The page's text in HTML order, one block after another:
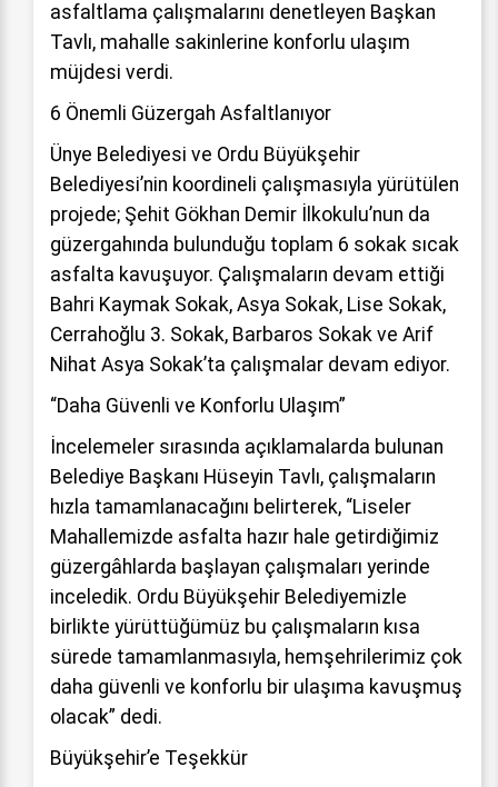
asfaltlama çalışmalarını denetleyen Başkan
Tavlı, mahalle sakinlerine konforlu ulaşım
müjdesi verdi.
6 Önemli Güzergah Asfaltlanıyor
Ünye Belediyesi ve Ordu Büyükşehir
Belediyesi’nin koordineli çalışmasıyla yürütülen
projede; Şehit Gökhan Demir İlkokulu’nun da
güzergahında bulunduğu toplam 6 sokak sıcak
asfalta kavuşuyor. Çalışmaların devam ettiği
Bahri Kaymak Sokak, Asya Sokak, Lise Sokak,
Cerrahoğlu 3. Sokak, Barbaros Sokak ve Arif
Nihat Asya Sokak’ta çalışmalar devam ediyor.
“Daha Güvenli ve Konforlu Ulaşım”
İncelemeler sırasında açıklamalarda bulunan
Belediye Başkanı Hüseyin Tavlı, çalışmaların
hızla tamamlanacağını belirterek, “Liseler
Mahallemizde asfalta hazır hale getirdiğimiz
güzergâhlarda başlayan çalışmaları yerinde
inceledik. Ordu Büyükşehir Belediyemizle
birlikte yürüttüğümüz bu çalışmaların kısa
sürede tamamlanmasıyla, hemşehrilerimiz çok
daha güvenli ve konforlu bir ulaşıma kavuşmuş
olacak” dedi.
Büyükşehir’e Teşekkür